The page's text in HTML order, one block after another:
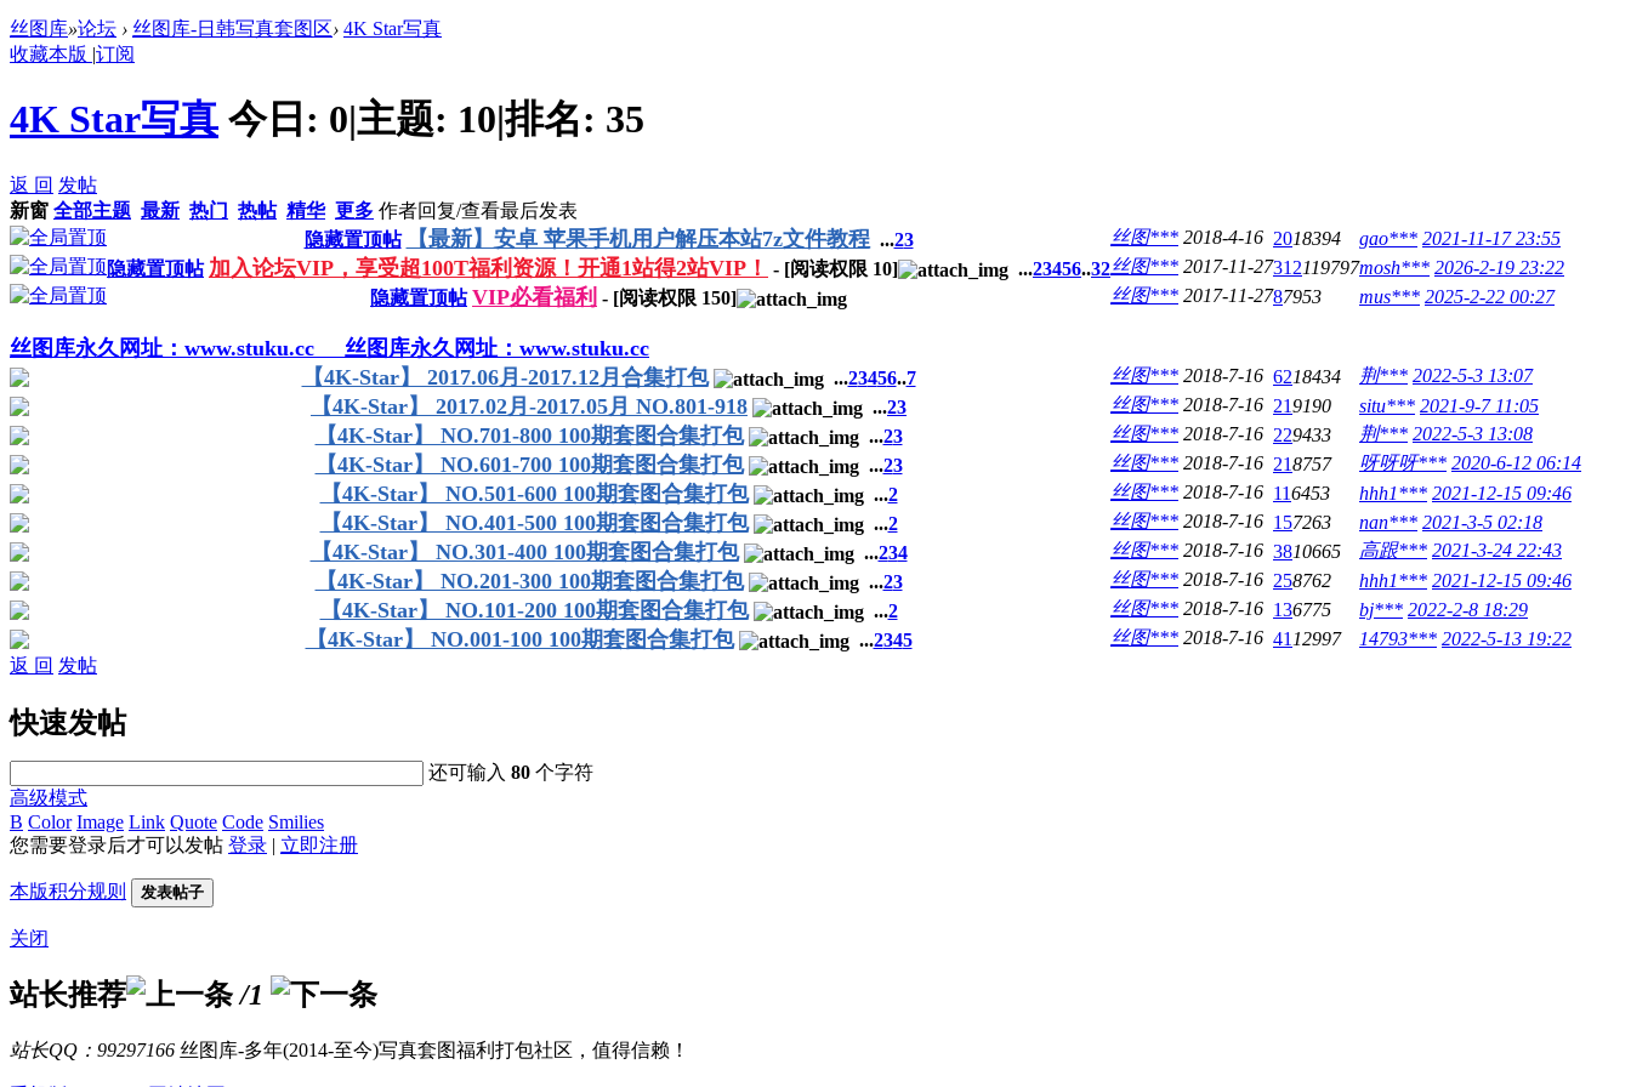
丝图库»论坛 › 丝图库-日韩写真套图区› 4K Star写真
收藏本版 |订阅
4K Star写真 今日: 0|主题: 10|排名: 35
返 回 发帖
新窗 全部主题 最新 热门 热帖 精华 更多 作者回复/查看最后发表
隐藏置顶帖
【最新】安卓 苹果手机用户解压本站7z文件教程 ...23 丝图*** 2018-4-16 2018394 gao*** 2021-11-17 23:55
隐藏置顶帖 加入论坛VIP，享受超100T福利资源！开通1站得2站VIP！ - [阅读权限 10] ...23456..32丝图*** 2017-11-27312119797mosh*** 2026-2-19 23:22
隐藏置顶帖 VIP必看福利 - [阅读权限 150] 丝图*** 2017-11-2787953 mus*** 2025-2-22 00:27
丝图库永久网址：www.stuku.cc 丝图库永久网址：www.stuku.cc
【4K-Star】 2017.06月-2017.12月合集打包
...23456..7 丝图*** 2018-7-16 6218434 荆*** 2022-5-3 13:07
【4K-Star】 2017.02月-2017.05月 NO.801-918 ...23 丝图*** 2018-7-16 219190 situ*** 2021-9-7 11:05
【4K-Star】 NO.701-800 100期套图合集打包 ...23 丝图*** 2018-7-16 229433 荆*** 2022-5-3 13:08
【4K-Star】 NO.601-700 100期套图合集打包 ...23 丝图*** 2018-7-16 218757 呀呀呀*** 2020-6-12 06:14
【4K-Star】 NO.501-600 100期套图合集打包 ...2 丝图*** 2018-7-16 116453 hhh1*** 2021-12-15 09:46
【4K-Star】 NO.401-500 100期套图合集打包 ...2 丝图*** 2018-7-16 157263 nan*** 2021-3-5 02:18
【4K-Star】 NO.301-400 100期套图合集打包 ...234 丝图*** 2018-7-16 3810665 高跟*** 2021-3-24 22:43
【4K-Star】 NO.201-300 100期套图合集打包 ...23 丝图*** 2018-7-16 258762 hhh1*** 2021-12-15 09:46
【4K-Star】 NO.101-200 100期套图合集打包 ...2 丝图*** 2018-7-16 136775 bj*** 2022-2-8 18:29
【4K-Star】 NO.001-100 100期套图合集打包 ...2345 丝图*** 2018-7-16 41 12997 14793*** 2022-5-13 19:22
返 回 发帖
快速发帖
还可输入80 个字符
高级模式
B Color Image Link Quote Code Smilies
您需要登录后才可以发帖 登录 | 立即注册
本版积分规则 发表帖子
关闭
站长推荐 /1
站长QQ：99297166 丝图库-多年(2014-至今)写真套图福利打包社区，值得信赖！